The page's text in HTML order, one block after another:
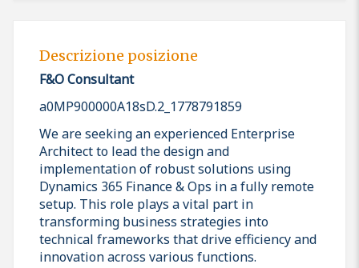
Descrizione posizione
F&O Consultant
a0MP900000A18sD.2_1778791859
We are seeking an experienced Enterprise
Architect to lead the design and
implementation of robust solutions using
Dynamics 365 Finance & Ops in a fully remote
setup. This role plays a vital part in
transforming business strategies into
technical frameworks that drive efficiency and
innovation across various functions.